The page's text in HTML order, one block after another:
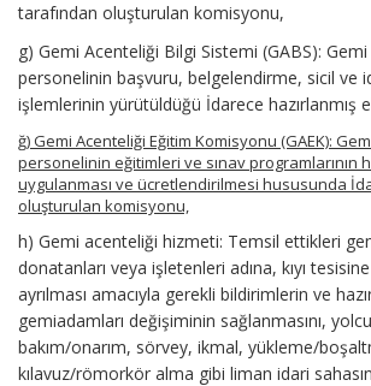
tarafından oluşturulan komisyonu,
g) Gemi Acenteliği Bilgi Sistemi (GABS):
personelinin başvuru, belgelendirme, sicil ve
işlemlerinin yürütüldüğü İdarece hazırlanmış
ğ) Gemi Acenteliği Eğitim Komisyonu (GAEK):
personelinin eğitimleri ve sınav programlarının
uygulanması ve ücretlendirilmesi hususunda
oluşturulan komisyonu,
h) Gemi acenteliği hizmeti: Temsil ettikleri
donatanları veya işletenleri adına, kıyı
ayrılması amacıyla gerekli bildirimlerin ve
gemiadamları değişiminin sağlanmasını,
bakım/onarım, sörvey, ikmal, yükleme/
kılavuz/römorkör alma gibi liman idari